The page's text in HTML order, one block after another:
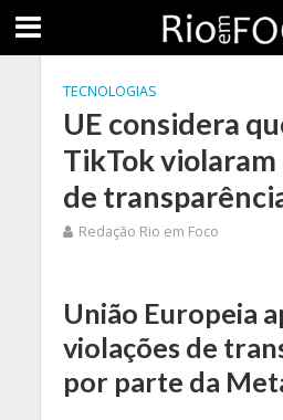
TECNOLOGIAS
UE considera
TikTok
de
Redação Rio em Foco
União Europeia
violações de
por parte da